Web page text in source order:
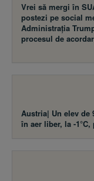
Vrei să mergi în
postezi pe social
Administrația
procesul de
Austria| Un elev
în aer liber, la -